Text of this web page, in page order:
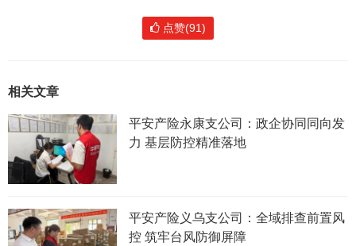
点赞(91)
相关文章
平安产险永康支公司：政企协同同向发
力 基层防控精准落地
平安产险义乌支公司：全域排查前置风
控 筑牢台风防御屏障